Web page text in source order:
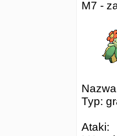
M7 -
Typ:
Ataki: